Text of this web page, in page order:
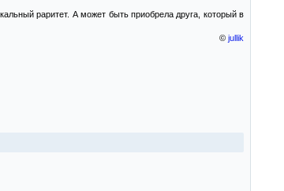
раритет. А может быть приобрела друга, который в
© jullik